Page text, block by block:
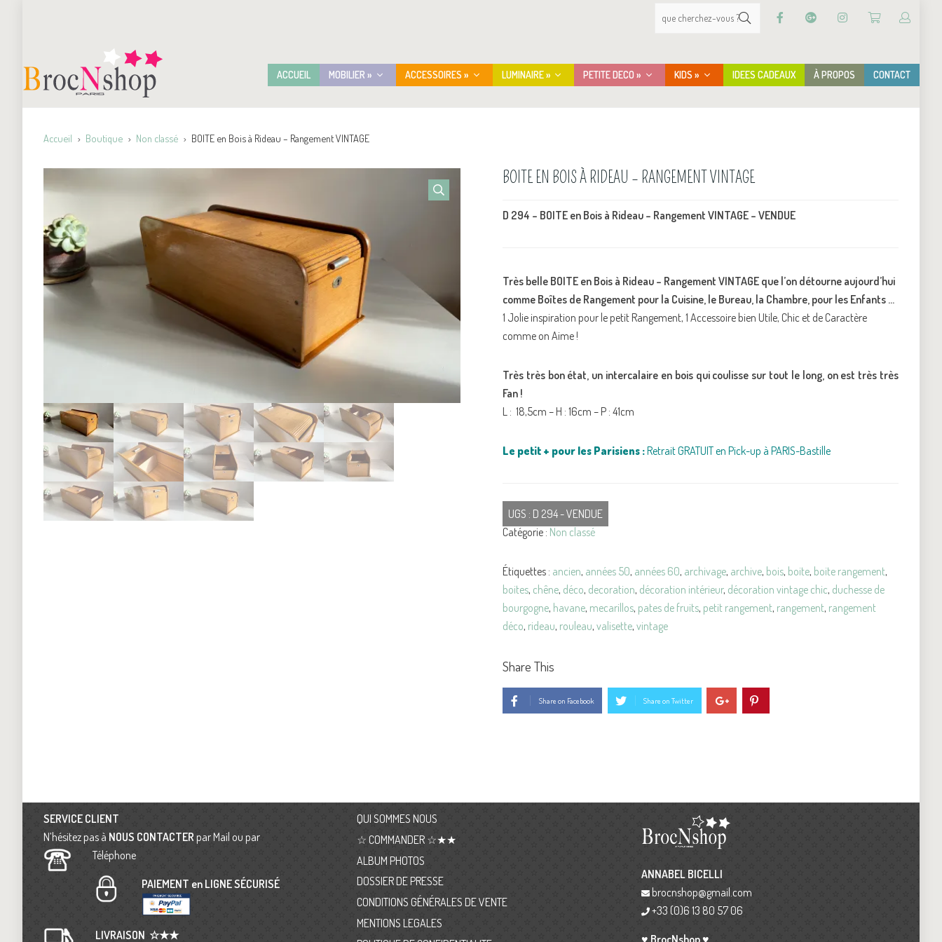
ACCUEIL MOBILIER » ACCESSOIRES » LUMINAIRE » PETITE DECO » KIDS » IDEES CADEAUX À PROPOS CONTACT
Accueil Boutique Non classé BOITE en Bois à Rideau – Rangement VINTAGE
BOITE EN BOIS À RIDEAU – RANGEMENT VINTAGE
D 294 – BOITE en Bois à Rideau – Rangement VINTAGE – VENDUE
Très belle BOITE en Bois à Rideau – Rangement VINTAGE que l’on détourne aujourd’hui
comme Boîtes de Rangement pour la Cuisine, le Bureau, la Chambre, pour les Enfants …
1 Jolie inspiration pour le petit Rangement, 1 Accessoire bien Utile, Chic et de Caractère
comme on Aime !
Très très bon état, un intercalaire en bois qui coulisse sur tout le long, on est très très
Fan !
L : 18,5cm – H : 16cm – P : 41cm
Le petit + pour les Parisiens :Retrait GRATUIT en Pick-up à PARIS-Bastille
UGS : D 294 - VENDUE
Catégorie : Non classé
Étiquettes : ancien, années 50, années 60, archivage, archive, bois, boite, boite rangement,
boites, chêne, déco, decoration, décoration intérieur, décoration vintage chic, duchesse de
bourgogne, havane, mecarillos, pates de fruits, petit rangement, rangement, rangement
déco, rideau, rouleau, valisette, vintage
Share This
Share on Facebook Share on Twitter
SERVICE CLIENT
N’hésitez pas à NOUS CONTACTER par Mail ou par
Téléphone
PAIEMENT en LIGNE SÉCURISÉ
LIVRAISON ☆★★
QUI SOMMES NOUS
☆ COMMANDER ☆★★
ALBUM PHOTOS
DOSSIER DE PRESSE
CONDITIONS GÉNÉRALES DE VENTE
MENTIONS LEGALES
ANNABEL BICELLI
brocnshop@gmail.com
+33 (0)6 13 80 57 06